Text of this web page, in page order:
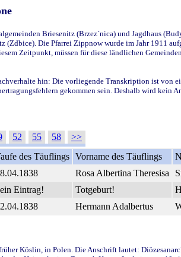
Briesenitz (Brzez`nica) und Jagdhaus
Die Pfarrei Zippnow wurde im Jahr 1911
Zeitpunkt, müssen für diese ländlichen
hin: Die vorliegende Transkription ist von
gekommen sein. Deshalb wird kein
52 55 58
>>
des Täuflings Vorname des Täuflings
Rosa Albertina Theresisa
Eintrag! Totgeburt!
Hermann Adalbertus
Köslin, in Polen. Die Anschrift lautet: